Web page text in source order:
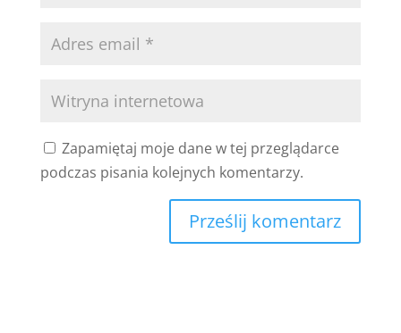
Zapamiętaj moje dane w tej przeglądarce
podczas pisania kolejnych komentarzy.